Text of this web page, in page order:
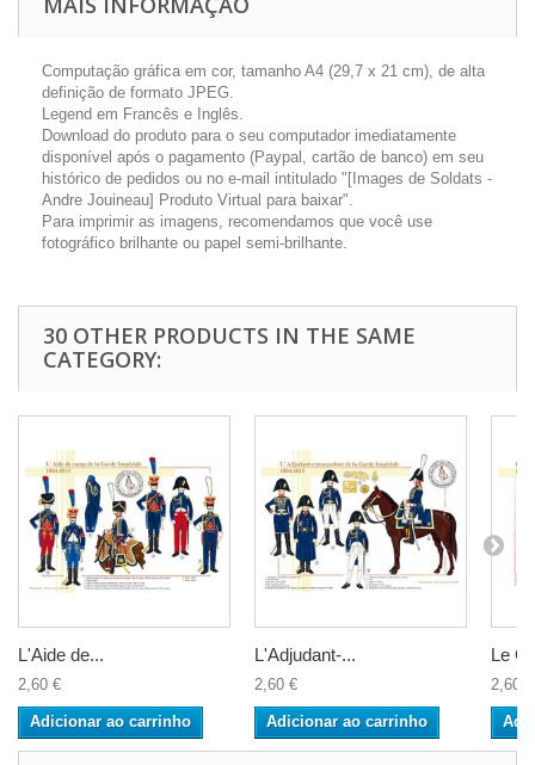
Computação gráfica em cor, tamanho A4 (29,7 x 21 cm), de alta
definição de formato JPEG.
Legend em Francês e Inglês.
Download do produto para o seu computador imediatamente
disponível após o pagamento (Paypal, cartão de banco) em seu
histórico de pedidos ou no e-mail intitulado "[Images de Soldats -
Andre Jouineau] Produto Virtual para baixar".
Para imprimir as imagens, recomendamos que você use
fotográfico brilhante ou papel semi-brilhante.
30 OTHER PRODUCTS IN THE SAME
CATEGORY:
L'Aide de...
2,60 €
Adicionar ao carrinho
L'Adjudant-...
2,60 €
Adicionar ao carrinho
Le
2,60 €